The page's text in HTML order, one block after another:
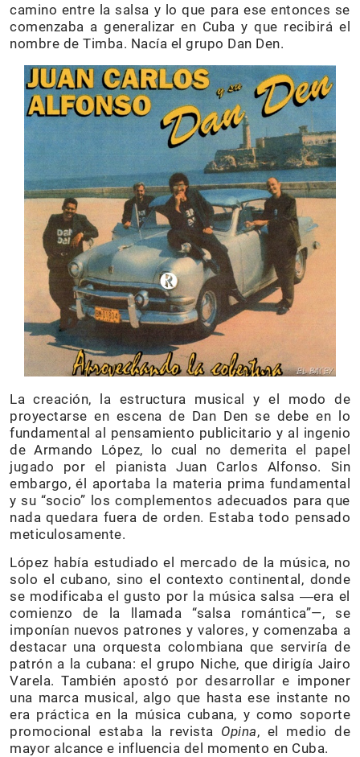
camino entre la salsa y lo que para ese entonces se
comenzaba a generalizar en Cuba y que recibirá el
nombre de Timba. Nacía el grupo Dan Den.
La creación, la estructura musical y el modo de
proyectarse en escena de Dan Den se debe en lo
fundamental al pensamiento publicitario y al ingenio
de Armando López, lo cual no demerita el papel
jugado por el pianista Juan Carlos Alfonso. Sin
embargo, él aportaba la materia prima fundamental
y su “socio” los complementos adecuados para que
nada quedara fuera de orden. Estaba todo pensado
meticulosamente.
López había estudiado el mercado de la música, no
solo el cubano, sino el contexto continental, donde
se modificaba el gusto por la música salsa ―era el
comienzo de la llamada “salsa romántica”—, se
imponían nuevos patrones y valores, y comenzaba a
destacar una orquesta colombiana que serviría de
patrón a la cubana: el grupo Niche, que dirigía Jairo
Varela. También apostó por desarrollar e imponer
una marca musical, algo que hasta ese instante no
era práctica en la música cubana, y como soporte
promocional estaba la revista Opina, el medio de
mayor alcance e influencia del momento en Cuba.